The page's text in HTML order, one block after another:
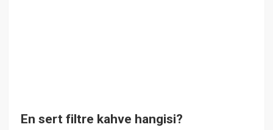
En sert filtre kahve hangisi?